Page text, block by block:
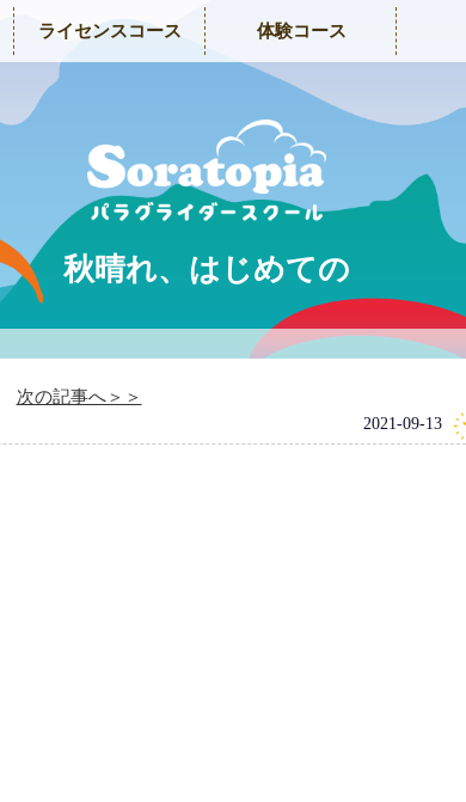
ライセンスコース 体験コース
秋晴れ、はじめての
次の記事へ＞＞
2021-09-13